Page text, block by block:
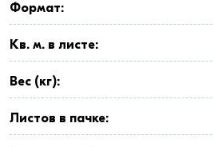
Формат:
Кв. м. в листе:
Вес (кг):
Листов в пачке: